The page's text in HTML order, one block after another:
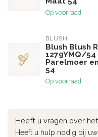
Op voorraad
BLUSH
Blush Blush
1279YMQ/
Parelmoer
54
Op voorraad
Heeft u vragen over
Heeft u hulp nodig bij